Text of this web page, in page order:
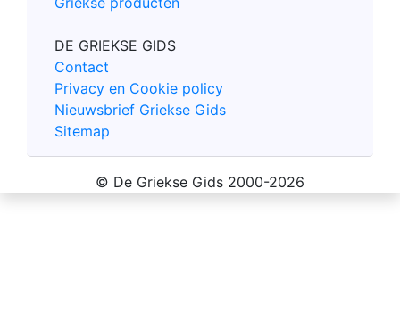
DE GRIEKSE GIDS
Contact
Privacy en Cookie policy
Nieuwsbrief Griekse Gids
Sitemap
© De Griekse Gids 2000-2026